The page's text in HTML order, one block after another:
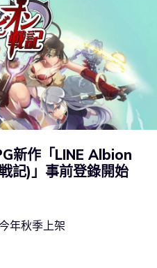
新作「LINE Albion
記)」事前登錄開始
年秋季上架